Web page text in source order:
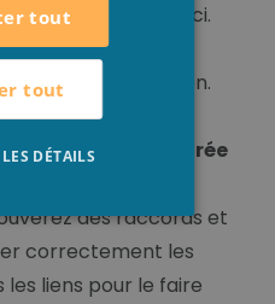
vous trouverez ici.
mixte sont idéal
votre installation.
piscine intégrée
des raccords et
correctement les
les liens pour le faire
tout
tout
DÉTAILS